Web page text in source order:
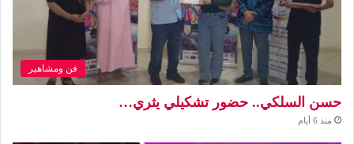
فن ومشاهير
حسن السلكي.. حضور تشكيلي يثري…
منذ 6 أيام